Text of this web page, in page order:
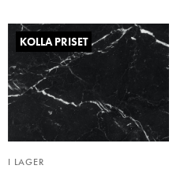
KOLLA PRISET
I LAGER